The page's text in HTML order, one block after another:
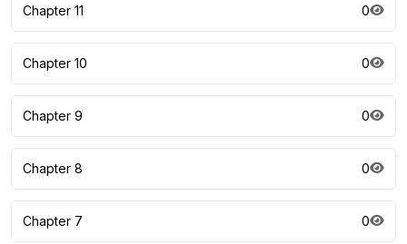
Chapter 11 0
Chapter 10 0
Chapter 9 0
Chapter 8 0
Chapter 7 0